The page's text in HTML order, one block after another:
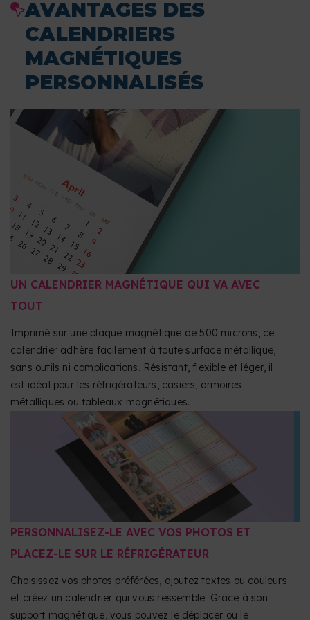
AVANTAGES DES
CALENDRIERS
MAGNÉTIQUES
PERSONNALISÉS
UN CALENDRIER MAGNÉTIQUE QUI VA AVEC
TOUT
Imprimé sur une plaque magnétique de 500 microns, ce
calendrier adhère facilement à toute surface métallique,
sans outils ni complications. Résistant, flexible et léger, il
est idéal pour les réfrigérateurs, casiers, armoires
métalliques ou tableaux magnétiques.
PERSONNALISEZ-LE AVEC VOS PHOTOS ET
PLACEZ-LE SUR LE RÉFRIGÉRATEUR
Choisissez vos photos préférées, ajoutez textes ou couleurs
et créez un calendrier qui vous ressemble. Grâce à son
support magnétique, vous pouvez le déplacer ou le